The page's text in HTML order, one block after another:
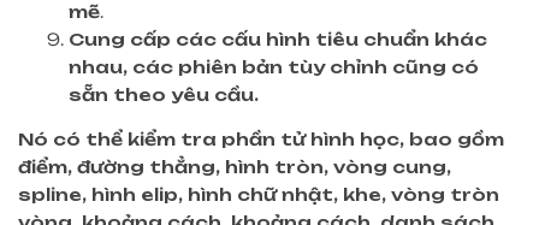
mẽ.
Cung cấp các cấu hình tiêu chuẩn khác
nhau, các phiên bản tùy chỉnh cũng có
sẵn theo yêu cầu.
Nó có thể kiểm tra phần tử hình học, bao gồm
điểm, đường thẳng, hình tròn, vòng cung,
spline, hình elip, hình chữ nhật, khe, vòng tròn